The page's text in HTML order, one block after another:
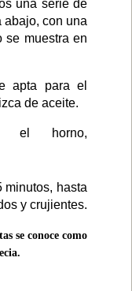
una serie de
abajo, con una
se muestra en
apta para el
de aceite.
el horno,
minutos, hasta
y crujientes.
se conoce como